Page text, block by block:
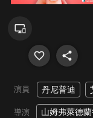
演員 丹尼普迪
導演 山姆弗萊德